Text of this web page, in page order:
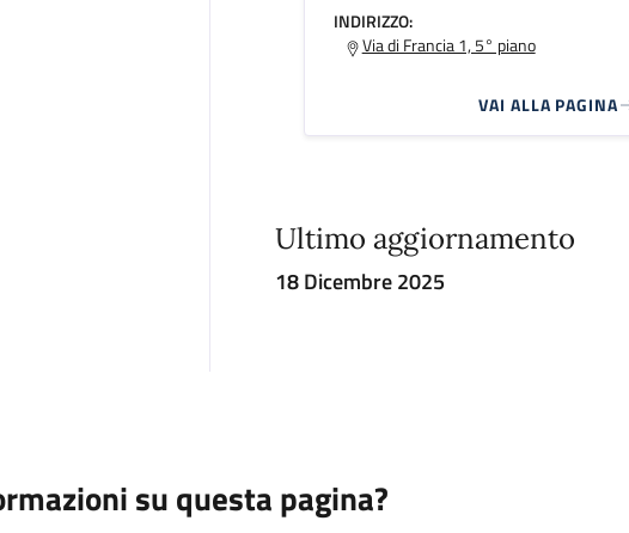
INDIRIZZO:
Via di Francia 1, 5° piano
VAI ALLA PAGINA
Ultimo aggiornamento
18 Dicembre 2025